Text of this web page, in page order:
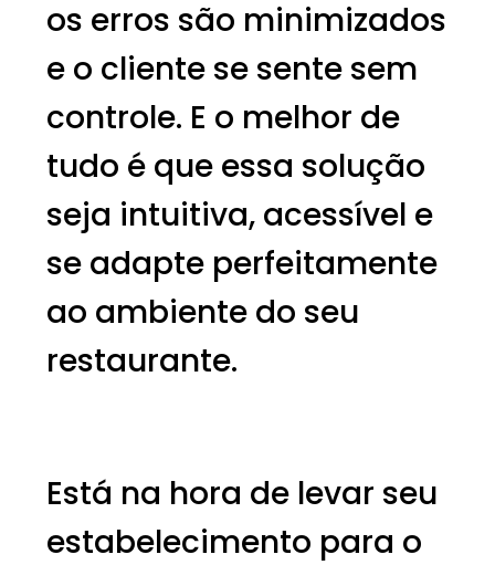
os erros são minimizados
e o cliente se sente sem
controle. E o melhor de
tudo é que essa solução
seja intuitiva, acessível e
se adapte perfeitamente
ao ambiente do seu
restaurante.
Está na hora de levar seu
estabelecimento para o